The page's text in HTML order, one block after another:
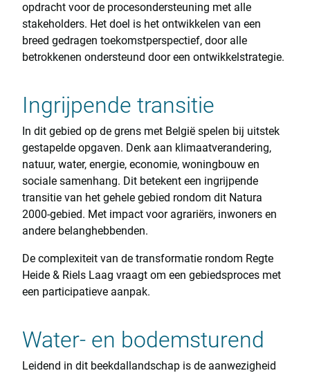
opdracht voor de procesondersteuning met alle
stakeholders. Het doel is het ontwikkelen van een
breed gedragen toekomstperspectief, door alle
betrokkenen ondersteund door een ontwikkelstrategie.
Ingrijpende transitie
In dit gebied op de grens met België spelen bij uitstek
gestapelde opgaven. Denk aan klimaatverandering,
natuur, water, energie, economie, woningbouw en
sociale samenhang. Dit betekent een ingrijpende
transitie van het gehele gebied rondom dit Natura
2000-gebied. Met impact voor agrariërs, inwoners en
andere belanghebbenden.
De complexiteit van de transformatie rondom Regte
Heide & Riels Laag vraagt om een gebiedsproces met
een participatieve aanpak.
Water- en bodemsturend
Leidend in dit beekdallandschap is de aanwezigheid